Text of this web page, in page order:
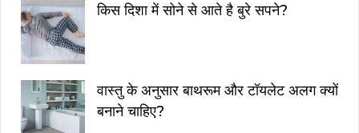
किस दिशा में सोने से आते है बुरे सपने?
वास्तु के अनुसार बाथरूम और टॉयलेट अलग क्यों
बनाने चाहिए?